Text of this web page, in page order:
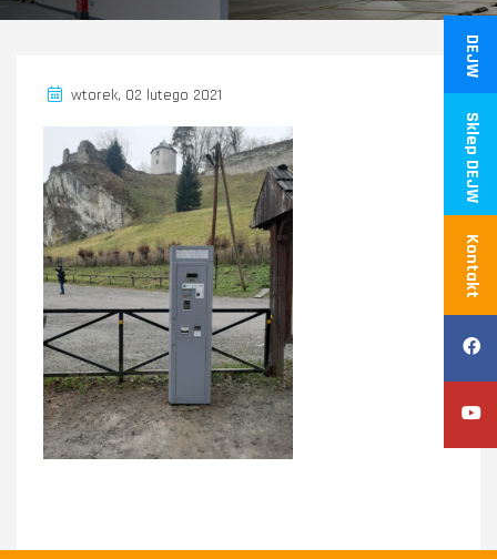
DEJW
Sklep DEJW
Kontakt
wtorek, 02 lutego 2021